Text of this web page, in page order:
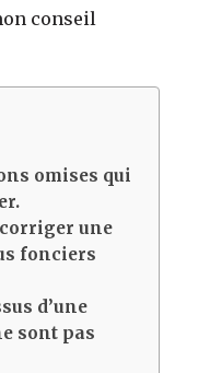
conseil
omises qui
une
fonciers
d’une
sont pas